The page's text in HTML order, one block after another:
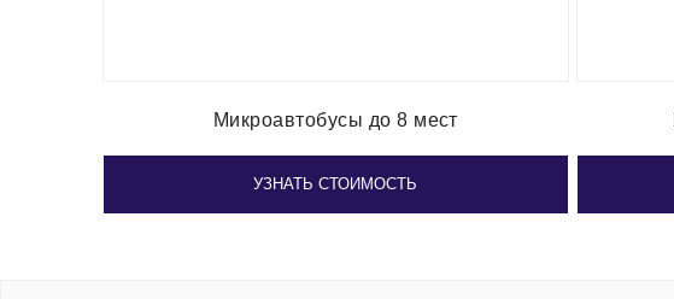
Микроавтобусы до 8 мест
УЗНАТЬ СТОИМОСТЬ